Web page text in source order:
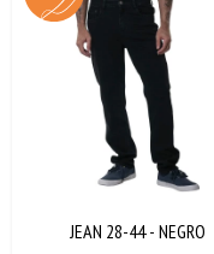
JEAN 28-44 - NEGRO